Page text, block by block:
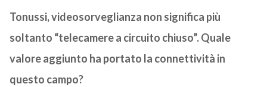
Tonussi, videosorveglianza non significa più
soltanto “telecamere a circuito chiuso”. Quale
valore aggiunto ha portato la connettività in
questo campo?